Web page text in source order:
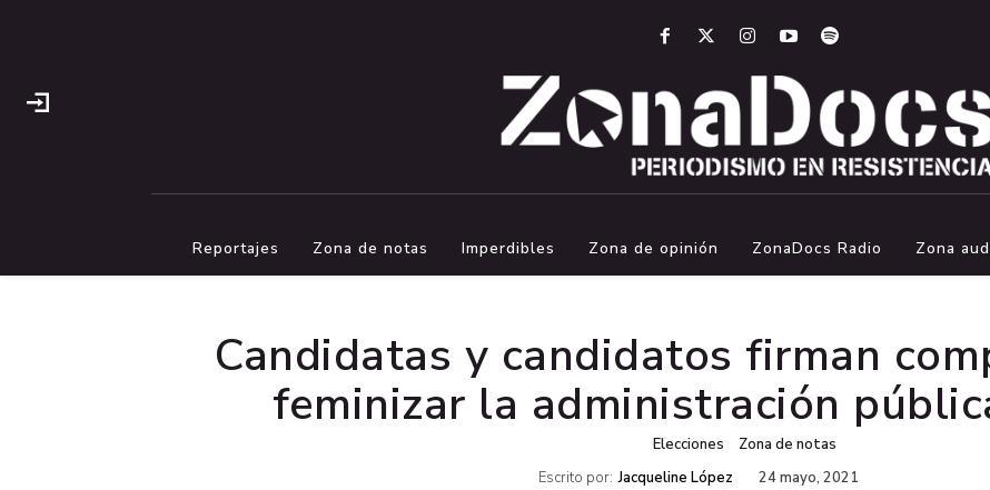
Reportajes Zona de notas Imperdibles Zona de opinión ZonaDocs Radio Zona
Candidatas y candidatos firman
feminizar la administración
Elecciones
Zona de notas
Escrito por: Jacqueline López 24 mayo, 2021